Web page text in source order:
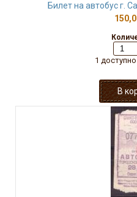
Билет на автобус г.
1